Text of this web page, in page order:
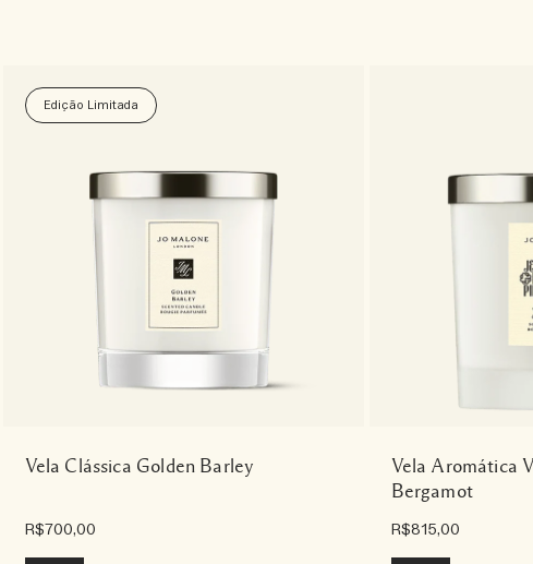
Edição Limitada
Vela Clássica Golden Barley
R$700,00
Vela Aromática
Bergamot
R$815,00